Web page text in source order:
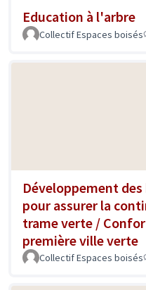
Education à l'arbre
Collectif Espaces boisés
Développement
pour assurer la
trame verte /
première ville verte
Collectif Espaces boisés